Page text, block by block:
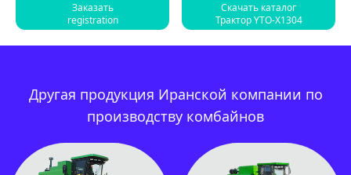
Заказать
registration
Скачать каталог
Трактор YTO-X1304
Другая продукция Иранской компании по
производству комбайнов